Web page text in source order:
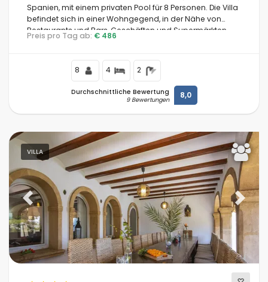
Spanien, mit einem privaten Pool für 8 Personen. Die Villa
befindet sich in einer Wohngegend, in der Nähe von
Restaurants und Bars, Geschäften und Supermärkten,
und 500 m vom Playa Ampolla Strand entfernt.
Preis pro Tag ab: € 486
8 4 2
Durchschnittliche Bewertung
9 Bewertungen 8,0
VILLA
Previous Next